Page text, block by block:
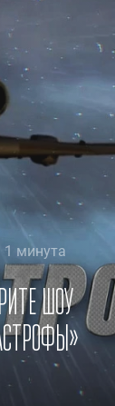
1 минута
шоу